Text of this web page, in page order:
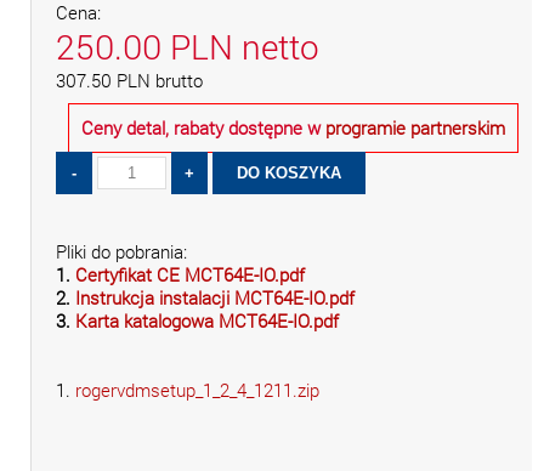
Cena:
250.00 PLN netto
307.50 PLN brutto
Ceny detal, rabaty dostępne w programie partnerskim
Pliki do pobrania:
1. Certyfikat CE MCT64E-IO.pdf
2. Instrukcja instalacji MCT64E-IO.pdf
3. Karta katalogowa MCT64E-IO.pdf
1. rogervdmsetup_1_2_4_1211.zip